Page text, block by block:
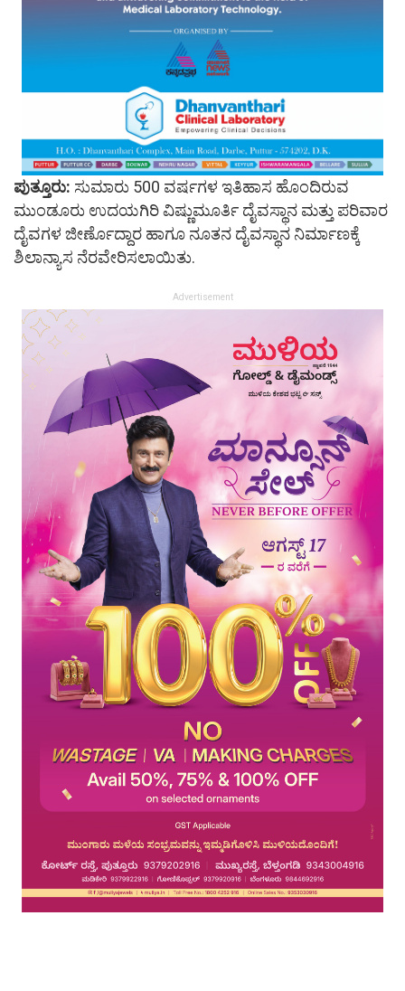
ಪುತ್ತೂರು: ಸುಮಾರು 500 ವರ್ಷಗಳ ಇತಿಹಾಸ ಹೊಂದಿರುವ
ಮುಂಡೂರು ಉದಯಗಿರಿ ವಿಷ್ಣುಮೂರ್ತಿ ದೈವಸ್ಥಾನ ಮತ್ತು ಪರಿವಾರ
ದೈವಗಳ ಜೀರ್ಣೊದ್ದಾರ ಹಾಗೂ ನೂತನ ದೈವಸ್ಥಾನ ನಿರ್ಮಾಣಕ್ಕೆ
ಶಿಲಾನ್ಯಾಸ ನೆರವೇರಿಸಲಾಯಿತು.
Advertisement